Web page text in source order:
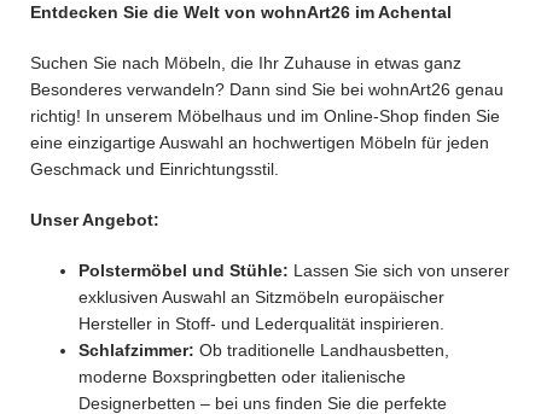
Entdecken Sie die Welt von wohnArt26 im Achental
Suchen Sie nach Möbeln, die Ihr Zuhause in etwas ganz
Besonderes verwandeln? Dann sind Sie bei wohnArt26 genau
richtig! In unserem Möbelhaus und im Online-Shop finden Sie
eine einzigartige Auswahl an hochwertigen Möbeln für jeden
Geschmack und Einrichtungsstil.
Unser Angebot:
Polstermöbel und Stühle: Lassen Sie sich von unserer
exklusiven Auswahl an Sitzmöbeln europäischer
Hersteller in Stoff- und Lederqualität inspirieren.
Schlafzimmer: Ob traditionelle Landhausbetten,
moderne Boxspringbetten oder italienische
Designerbetten – bei uns finden Sie die perfekte